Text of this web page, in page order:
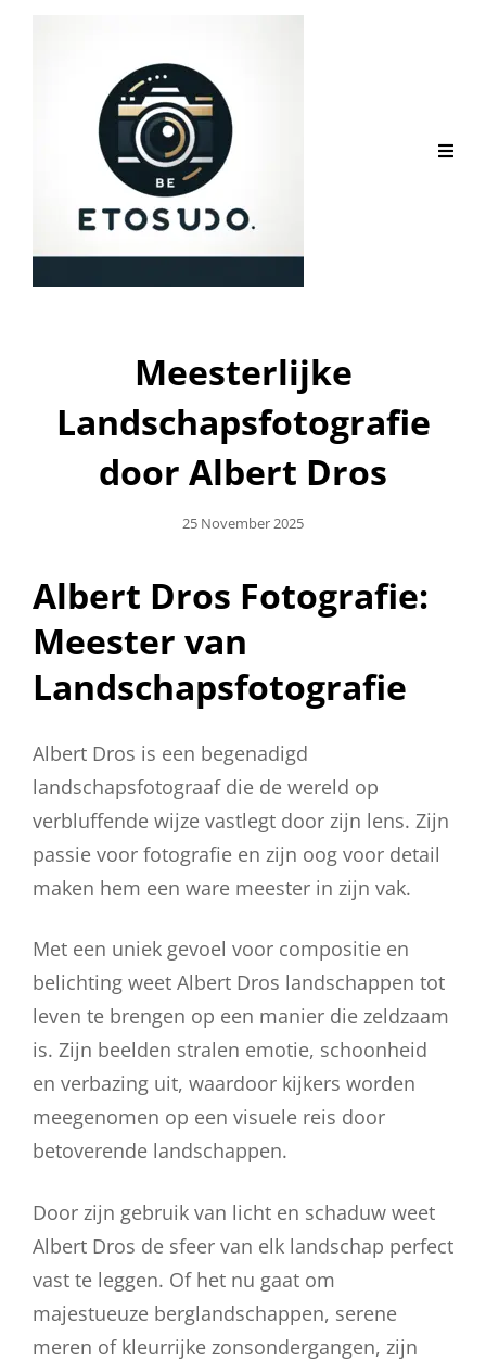
Meesterlijke
Landschapsfotografie
door Albert Dros
Geplaatst
25 November 2025
Albert Dros Fotografie:
Meester van
Landschapsfotografie
Albert Dros is een begenadigd
landschapsfotograaf die de wereld op
verbluffende wijze vastlegt door zijn lens. Zijn
passie voor fotografie en zijn oog voor detail
maken hem een ware meester in zijn vak.
Met een uniek gevoel voor compositie en
belichting weet Albert Dros landschappen tot
leven te brengen op een manier die zeldzaam
is. Zijn beelden stralen emotie, schoonheid
en verbazing uit, waardoor kijkers worden
meegenomen op een visuele reis door
betoverende landschappen.
Door zijn gebruik van licht en schaduw weet
Albert Dros de sfeer van elk landschap perfect
vast te leggen. Of het nu gaat om
majestueuze berglandschappen, serene
meren of kleurrijke zonsondergangen, zijn